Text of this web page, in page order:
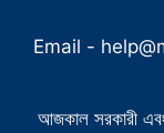
Email -
আজকাল সরকারী এবং